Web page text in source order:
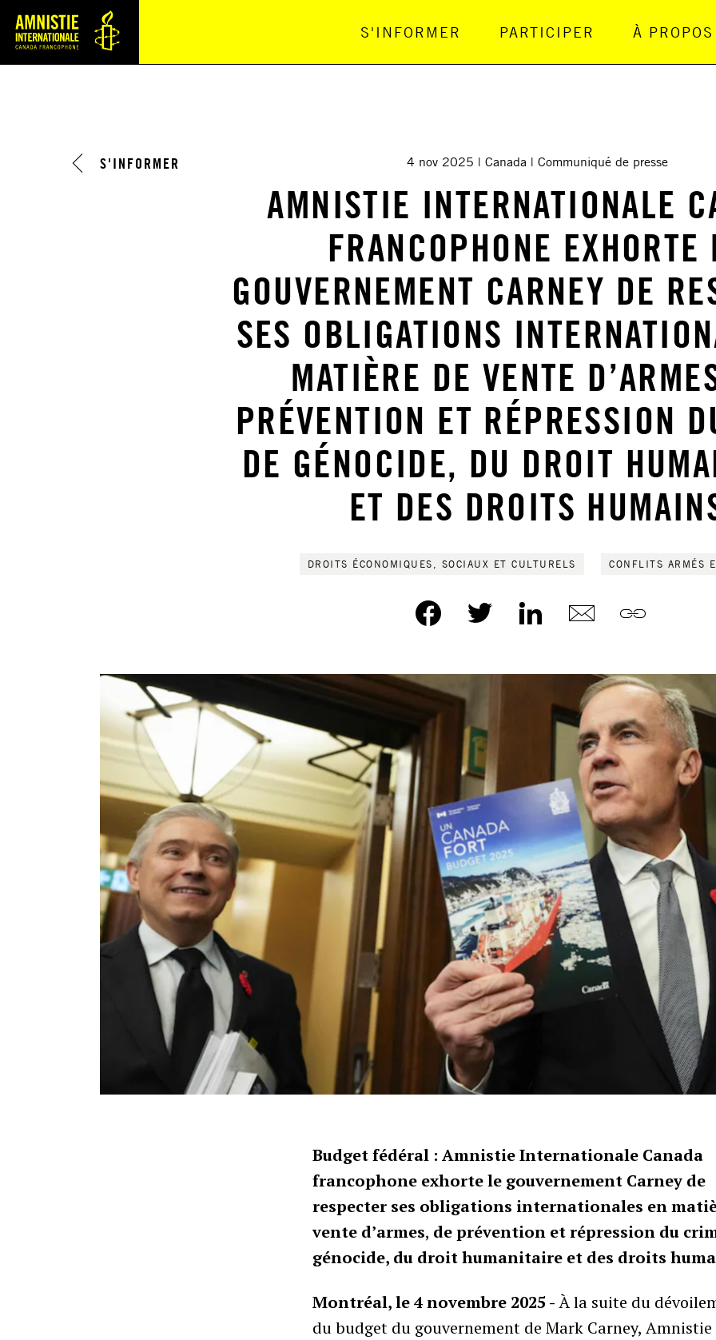
Navigation Principale
S'INFORMER PARTICIPER À PROPOS
S'INFORMER 4 nov 2025 Canada Communiqué de presse
AMNISTIE INTERNATIONALE
FRANCOPHONE EXHORTE
GOUVERNEMENT CARNEY DE
SES OBLIGATIONS
MATIÈRE DE VENTE
PRÉVENTION ET RÉPRESSION
DE GÉNOCIDE, DU DROIT
ET DES DROITS
DROITS ÉCONOMIQUES, SOCIAUX ET CULTURELS CONFLITS ARMÉS
Budget fédéral : Amnistie Internationale Canada
francophone exhorte le gouvernement Carney de
respecter ses obligations internationales en
vente d’armes, de prévention et répression du
génocide, du droit humanitaire et des droits
Montréal, le 4 novembre 2025 -À la suite du
du budget du gouvernement de Mark Carney, Amnistie